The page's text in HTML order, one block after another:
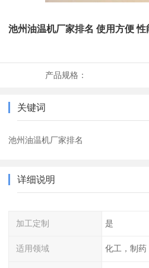
池州油温机厂家排名 使用方便 性
产品规格：
关键词
池州油温机厂家排名
详细说明
加工定制 是
适用领域 化工，制药